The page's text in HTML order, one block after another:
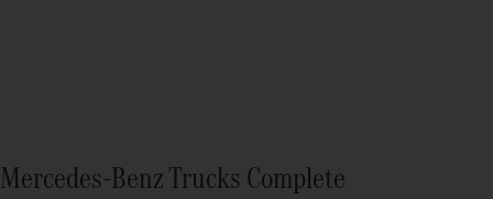
Mercedes‑Benz Trucks Complete